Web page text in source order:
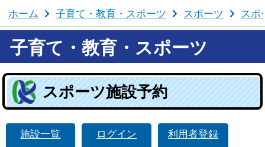
ホーム 子育て・教育・スポーツ スポーツ スポ
子育て・教育・スポーツ
スポーツ施設予約
施設一覧 ログイン 利用者登録